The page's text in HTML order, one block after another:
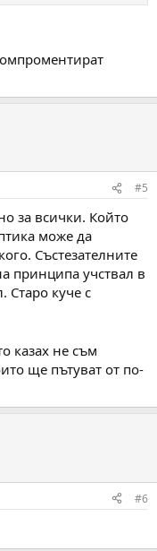
#5
за всички. Който
може да
Състезателните
принципа учствал в
Старо куче с
казах не съм
ще пътуват от по-
#6